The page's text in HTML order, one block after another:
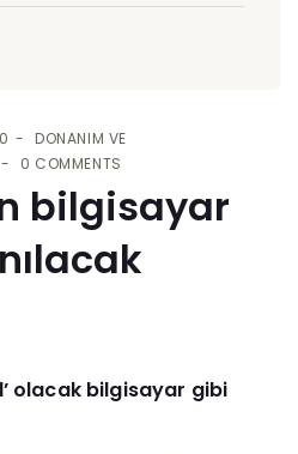
DONANIM VE
0 COMMENTS
bilgisayar
olacak bilgisayar gibi